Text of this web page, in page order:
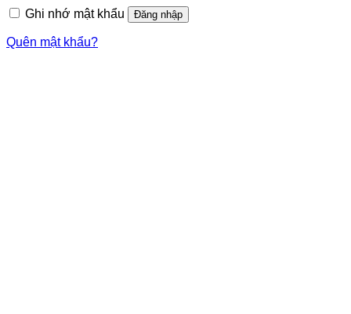
Ghi nhớ mật khẩu Đăng nhập
Quên mật khẩu?